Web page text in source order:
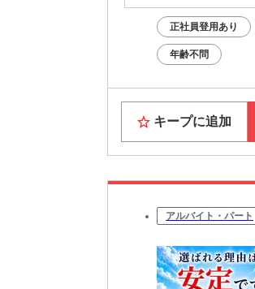
正社員登用あり
年齢不問
キープに追加
アルバイト・パート